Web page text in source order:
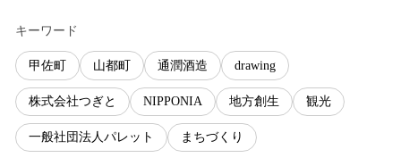
キーワード
甲佐町 山都町 通潤酒造 drawing
株式会社つぎと NIPPONIA 地方創生 観光
一般社団法人パレット まちづくり